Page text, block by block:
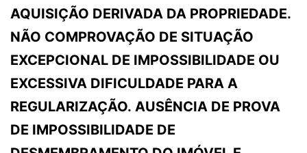
AQUISIÇÃO DERIVADA DA PROPRIEDADE.
NÃO COMPROVAÇÃO DE SITUAÇÃO
EXCEPCIONAL DE IMPOSSIBILIDADE OU
EXCESSIVA DIFICULDADE PARA A
REGULARIZAÇÃO. AUSÊNCIA DE PROVA
DE IMPOSSIBILIDADE DE